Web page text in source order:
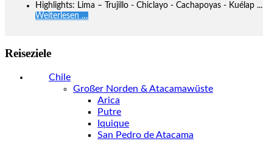
Highlights: Lima – Trujillo - Chiclayo - Cachapoyas - Kuélap ...
Weiterlesen …
Reiseziele
Chile
Großer Norden & Atacamawüste
Arica
Putre
Iquique
San Pedro de Atacama